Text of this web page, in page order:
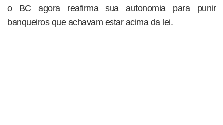
o BC agora reafirma sua autonomia para punir
banqueiros que achavam estar acima da lei.